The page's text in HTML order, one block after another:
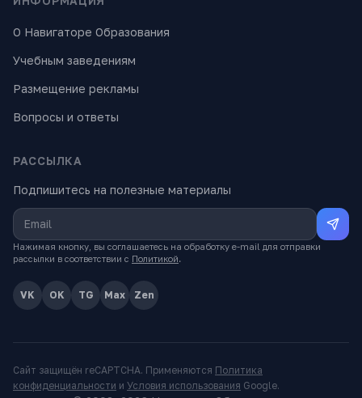
О Навигаторе Образования
Учебным заведениям
Размещение рекламы
Вопросы и ответы
РАССЫЛКА
Подпишитесь на полезные материалы
Нажимая кнопку, вы соглашаетесь на обработку e-mail для отправки
рассылки в соответствии с Политикой.
VK OK TG Max Zen
Сайт защищён reCAPTCHA. Применяются Политика
конфиденциальности и Условия использования Google.